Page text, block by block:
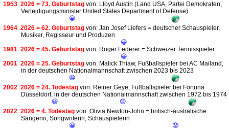
1953 2026 = 73. Geburtstag von: Lloyd Austin (Land USA, Partei Demokraten,
Verteidigungsminister United States Department of Defense)
😀
1964 2026 = 62. Geburtstag von: Jan Josef Liefers = deutscher Schauspieler,
Musiker, Regisseur und Produzen
😀
1981 2026 = 45. Geburtstag von: Roger Federer = Schweizer Tennisspieler
😀
2001 2026 = 25. Geburtstag von: Malick Thiaw, Fußballspieler bei AC Mailand,
in der deutschen Nationalmannschaft zwischen 2023 bis 2023
😀
2002 2026 = 24. Todestag von: Reiner Geye, Fußballspieler bei Fortuna
Düsseldorf, in der deutschen Nationalmannschaft zwischen 1972 bis 1974
😀
😟
2022 2026 = 4. Todestag von: Olivia Newton-John = britisch-australische
Sängerin, Songwriterin, Schauspielerin
😀
😟